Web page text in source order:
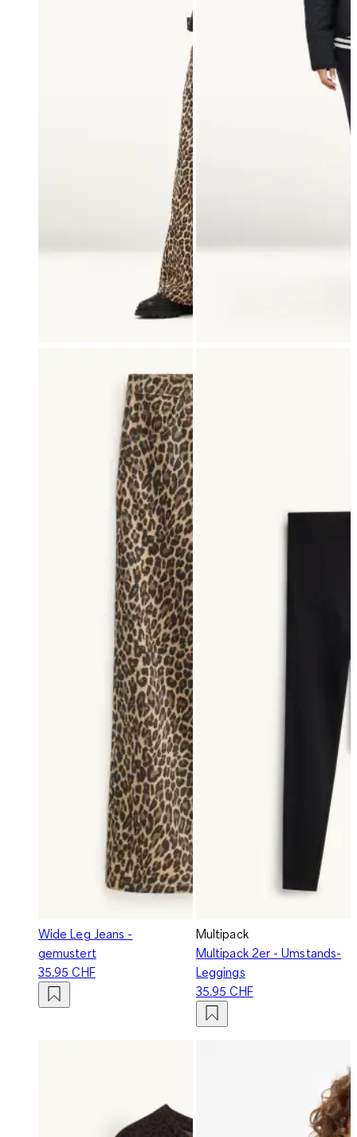
Wide Leg Jeans -
gemustert
35.95 CHF
Multipack
Multipack 2er - Umstands-
Leggings
35.95 CHF